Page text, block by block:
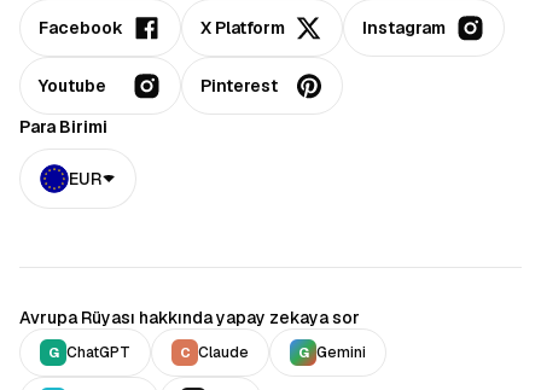
Facebook X Platform Instagram
Youtube
Pinterest
Para Birimi
EUR
Avrupa Rüyası hakkında yapay zekaya sor
G ChatGPT C Claude G Gemini